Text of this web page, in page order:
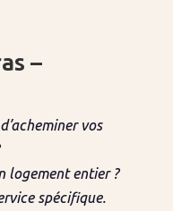
–
vos
logement entier ?
spécifique.